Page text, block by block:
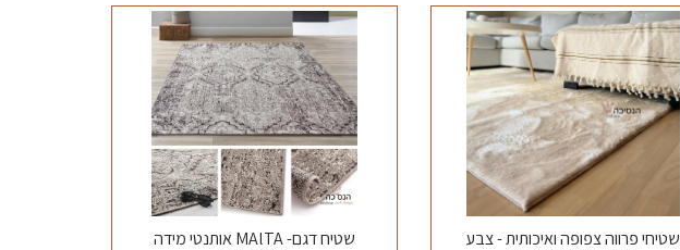
שטיחי פרווה צפופה ואיכותית - צבע
שטיח דגם- MAlTA אותנטי מידה